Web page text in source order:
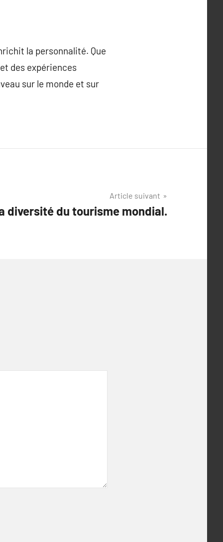
la personnalité. Que
des expériences
sur le monde et sur
Article suivant
diversité du tourisme mondial.